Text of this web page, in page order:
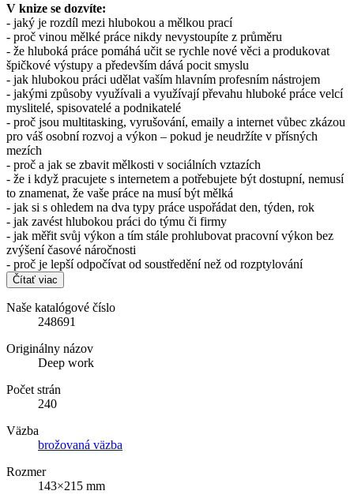
V knize se dozvíte:
- jaký je rozdíl mezi hlubokou a mělkou prací
- proč vinou mělké práce nikdy nevystoupíte z průměru
- že hluboká práce pomáhá učit se rychle nové věci a produkovat
špičkové výstupy a především dává pocit smyslu
- jak hlubokou práci udělat vaším hlavním profesním nástrojem
- jakými způsoby využívali a využívají převahu hluboké práce velcí
myslitelé, spisovatelé a podnikatelé
- proč jsou multitasking, vyrušování, emaily a internet vůbec zkázou
pro váš osobní rozvoj a výkon – pokud je neudržíte v přísných
mezích
- proč a jak se zbavit mělkosti v sociálních vztazích
- že i když pracujete s internetem a potřebujete být dostupní, nemusí
to znamenat, že vaše práce na musí být mělká
- jak si s ohledem na dva typy práce uspořádat den, týden, rok
- jak zavést hlubokou práci do týmu či firmy
- jak měřit svůj výkon a tím stále prohlubovat pracovní výkon bez
zvýšení časové náročnosti
- proč je lepší odpočívat od soustředění než od rozptylování
Čítať viac
Naše katalógové číslo
248691
Originálny názov
Deep work
Počet strán
240
Väzba
brožovaná väzba
Rozmer
143×215 mm